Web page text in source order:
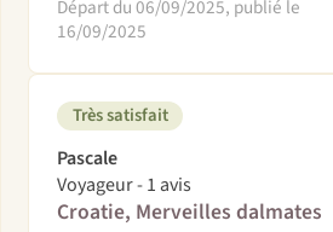
Départ du 06/09/2025, publié le
16/09/2025
Très satisfait
Pascale
Voyageur - 1 avis
Croatie, Merveilles dalmates